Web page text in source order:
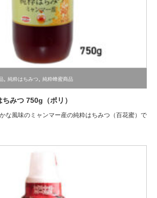
, 純粋はちみつ, 純粋蜂蜜商品
みつ 750g（ポリ）
な風味のミャンマー産の純粋はちみつ（百花蜜）で